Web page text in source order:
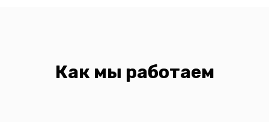
Как мы работаем